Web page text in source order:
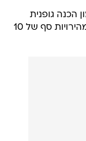
הכנה גופנית
למונדיאל בעבודת ריצה רציפה במהירויות סף של 10